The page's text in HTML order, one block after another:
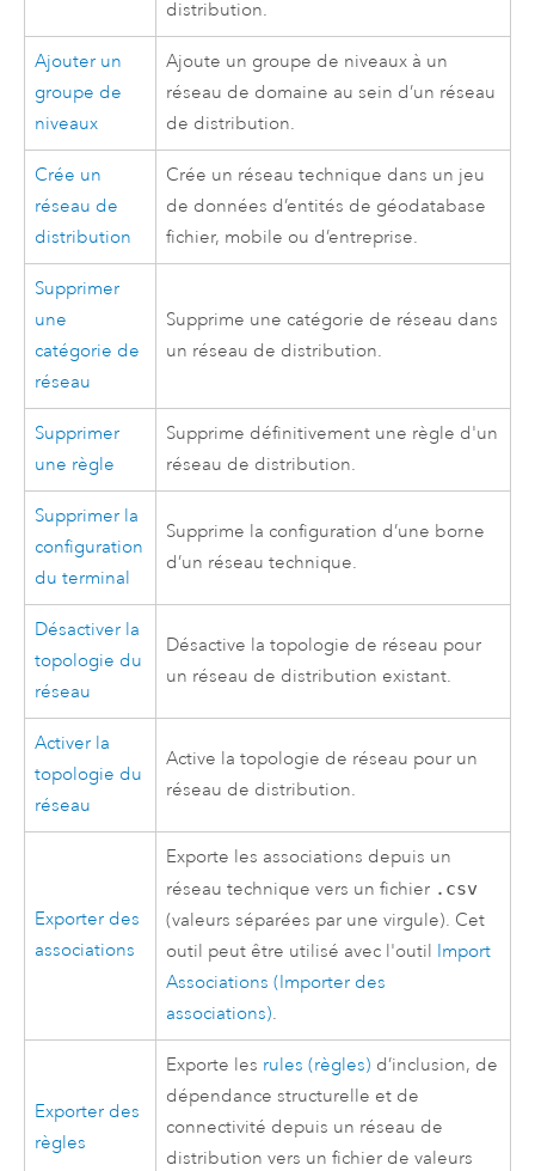
distribution.
Ajouter un
groupe de
niveaux
Ajoute un groupe de niveaux à un
réseau de domaine au sein d’un réseau
de distribution.
Crée un
réseau de
distribution
Crée un réseau technique dans un jeu
de données d’entités de géodatabase
fichier, mobile ou d’entreprise.
Supprimer
une
catégorie de
réseau
Supprime une catégorie de réseau dans
un réseau de distribution.
Supprimer
une règle
Supprime définitivement une règle d'un
réseau de distribution.
Supprimer la
configuration
du terminal
Supprime la configuration d’une borne
d’un réseau technique.
Désactiver la
topologie du
réseau
Désactive la topologie de réseau pour
un réseau de distribution existant.
Activer la
topologie du
réseau
Active la topologie de réseau pour un
réseau de distribution.
Exporter des
associations
Exporte les associations depuis un
réseau technique vers un fichier .csv
(valeurs séparées par une virgule). Cet
outil peut être utilisé avec l'outil Import
Associations (Importer des
associations).
Exporter des
règles
Exporte les rules (règles) d’inclusion, de
dépendance structurelle et de
connectivité depuis un réseau de
distribution vers un fichier de valeurs